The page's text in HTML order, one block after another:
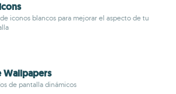
de iconos blancos para mejorar el aspecto de tu
Wallpapers
de pantalla dinámicos